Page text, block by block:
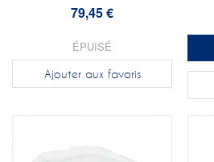
79,45 €
ÉPUISÉ
Ajouter aux favoris